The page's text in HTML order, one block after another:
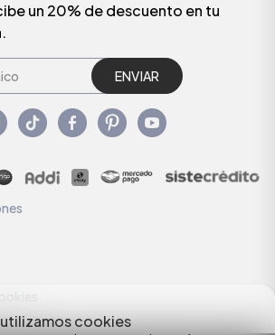
utilizamos cookies
un 20% de descuento en tu
ENVIAR